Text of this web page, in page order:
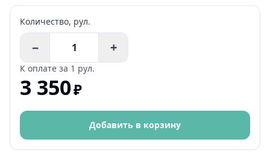
Количество, рул.
− +
К оплате за 1 рул.
3 350₽
Добавить в корзину